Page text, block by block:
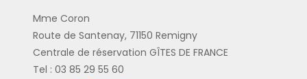
Mme Coron
Route de Santenay, 71150 Remigny
Centrale de réservation GÎTES DE FRANCE
Tel : 03 85 29 55 60